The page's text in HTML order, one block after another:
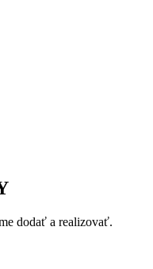
dodať a realizovať.